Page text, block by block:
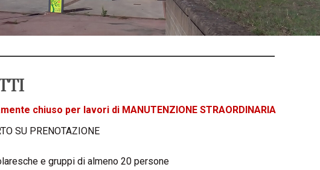
chiuso per lavori di MANUTENZIONE STRAORDINARIA
SU PRENOTAZIONE
e gruppi di almeno 20 persone